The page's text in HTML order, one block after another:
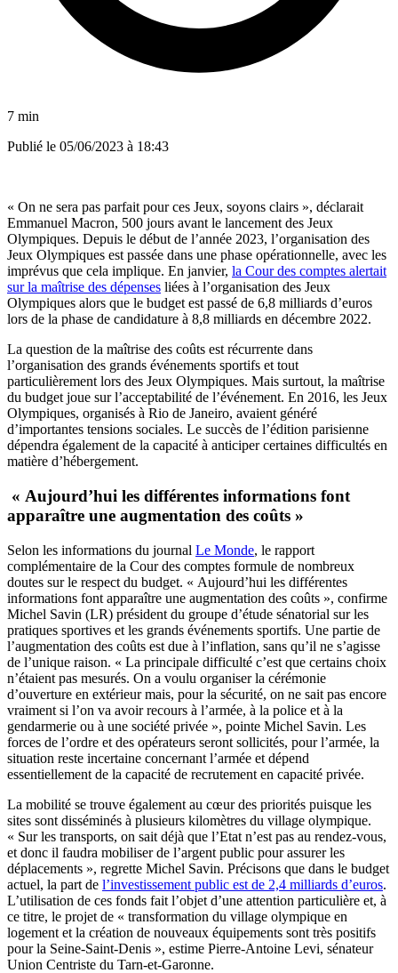
7 min
Publié le 05/06/2023 à 18:43
« On ne sera pas parfait pour ces Jeux, soyons clairs », déclarait
Emmanuel Macron, 500 jours avant le lancement des Jeux
Olympiques. Depuis le début de l’année 2023, l’organisation des
Jeux Olympiques est passée dans une phase opérationnelle, avec les
imprévus que cela implique. En janvier, la Cour des comptes alertait
sur la maîtrise des dépenses liées à l’organisation des Jeux
Olympiques alors que le budget est passé de 6,8 milliards d’euros
lors de la phase de candidature à 8,8 milliards en décembre 2022.
La question de la maîtrise des coûts est récurrente dans
l’organisation des grands événements sportifs et tout
particulièrement lors des Jeux Olympiques. Mais surtout, la maîtrise
du budget joue sur l’acceptabilité de l’événement. En 2016, les Jeux
Olympiques, organisés à Rio de Janeiro, avaient généré
d’importantes tensions sociales. Le succès de l’édition parisienne
dépendra également de la capacité à anticiper certaines difficultés en
matière d’hébergement.
« Aujourd’hui les différentes informations font
apparaître une augmentation des coûts »
Selon les informations du journal Le Monde, le rapport
complémentaire de la Cour des comptes formule de nombreux
doutes sur le respect du budget. « Aujourd’hui les différentes
informations font apparaître une augmentation des coûts », confirme
Michel Savin (LR) président du groupe d’étude sénatorial sur les
pratiques sportives et les grands événements sportifs. Une partie de
l’augmentation des coûts est due à l’inflation, sans qu’il ne s’agisse
de l’unique raison. « La principale difficulté c’est que certains choix
n’étaient pas mesurés. On a voulu organiser la cérémonie
d’ouverture en extérieur mais, pour la sécurité, on ne sait pas encore
vraiment si l’on va avoir recours à l’armée, à la police et à la
gendarmerie ou à une société privée », pointe Michel Savin. Les
forces de l’ordre et des opérateurs seront sollicités, pour l’armée, la
situation reste incertaine concernant l’armée et dépend
essentiellement de la capacité de recrutement en capacité privée.
La mobilité se trouve également au cœur des priorités puisque les
sites sont disséminés à plusieurs kilomètres du village olympique.
« Sur les transports, on sait déjà que l’Etat n’est pas au rendez-vous,
et donc il faudra mobiliser de l’argent public pour assurer les
déplacements », regrette Michel Savin. Précisons que dans le budget
actuel, la part de l’investissement public est de 2,4 milliards d’euros.
L’utilisation de ces fonds fait l’objet d’une attention particulière et, à
ce titre, le projet de « transformation du village olympique en
logement et la création de nouveaux équipements sont très positifs
pour la Seine-Saint-Denis », estime Pierre-Antoine Levi, sénateur
Union Centriste du Tarn-et-Garonne.